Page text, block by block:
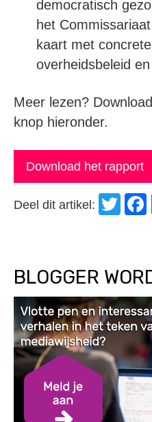
democratisch
het
kaart met
overheidsbeleid
Meer lezen?
knop hieronder.
Download het rapport
Deel dit artikel:
BLOGGER